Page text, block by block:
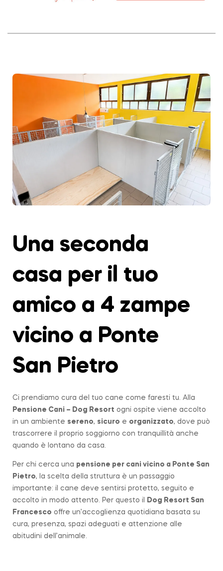
Una seconda
casa per il tuo
amico a 4 zampe
vicino a Ponte
San Pietro
Ci prendiamo cura del tuo cane come faresti tu. Alla
Pensione Cani – Dog Resort ogni ospite viene accolto
in un ambiente sereno, sicuro e organizzato, dove può
trascorrere il proprio soggiorno con tranquillità anche
quando è lontano da casa.
Per chi cerca una pensione per cani vicino a Ponte San
Pietro, la scelta della struttura è un passaggio
importante: il cane deve sentirsi protetto, seguito e
accolto in modo attento. Per questo il
Dog Resort San
Francesco offre un’accoglienza quotidiana basata su
cura, presenza, spazi adeguati e attenzione alle
abitudini dell’animale.